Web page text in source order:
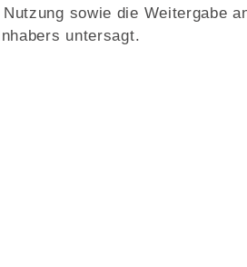
sowie die Weitergabe
untersagt.